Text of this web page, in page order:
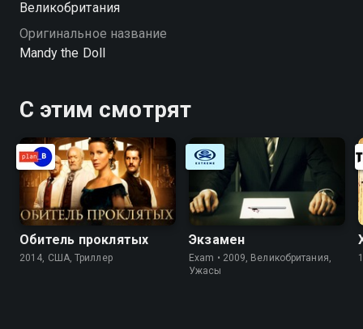
Великобритания
Оригинальное название
Mandy the Doll
С этим смотрят
Обитель проклятых
2014, США, Триллер
Экзамен
Exam • 2009, Великобритания,
Ужасы